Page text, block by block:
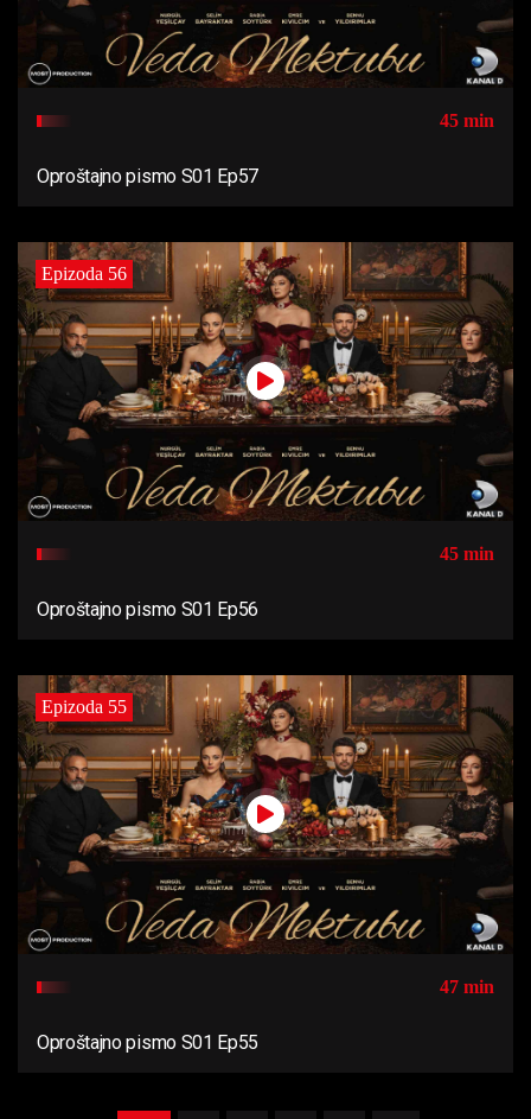
45 min
Oproštajno pismo S01 Ep57
Epizoda 56
45 min
Oproštajno pismo S01 Ep56
Epizoda 55
47 min
Oproštajno pismo S01 Ep55